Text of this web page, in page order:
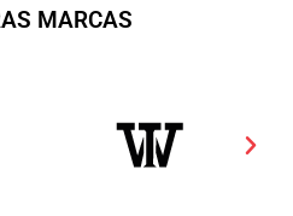
MARCAS